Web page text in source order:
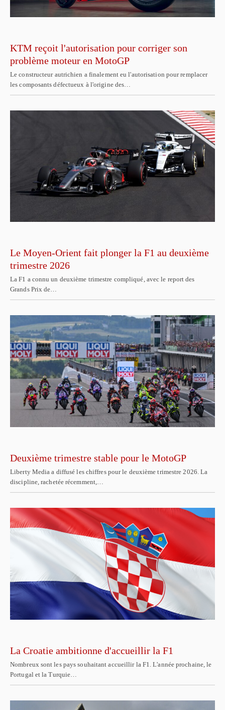
KTM reçoit l'autorisation pour corriger son
problème moteur en MotoGP
Le constructeur autrichien a finalement eu l'autorisation pour remplacer
les composants défectueux à l'origine des…
Le Moyen-Orient fait plonger la F1 au deuxième
trimestre 2026
La F1 a connu un deuxième trimestre compliqué, avec le report des
Grands Prix de…
Deuxième trimestre stable pour le MotoGP
Liberty Media a diffusé les chiffres pour le deuxième trimestre 2026. La
discipline, rachetée récemment,…
La Croatie ambitionne d'accueillir la F1
Nombreux sont les pays souhaitant accueillir la F1. L'année prochaine, le
Portugal et la Turquie…